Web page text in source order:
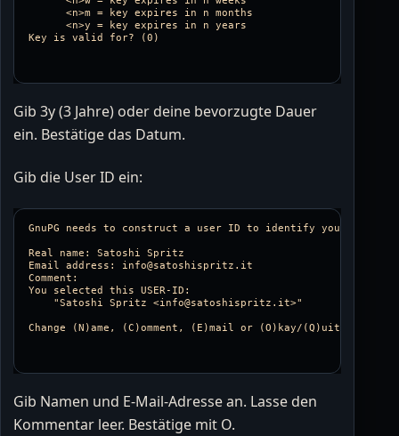
      <n>m = key expires in n months
      <n>y = key expires in n years
Gib 3y (3 Jahre) oder deine bevorzugte Dauer
ein. Bestätige das Datum.
Gib die User ID ein:
GnuPG needs to construct a user ID to identify your key.
Real name: Satoshi Spritz
Email address: info@satoshispritz.it
Comment:
You selected this USER-ID:
    "Satoshi Spritz <info@satoshispritz.it>"
Gib Namen und E-Mail-Adresse an. Lasse den
Kommentar leer. Bestätige mit O.